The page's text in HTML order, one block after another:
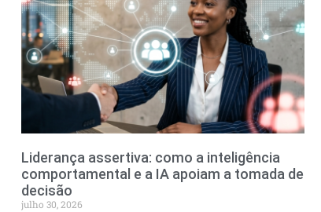
Liderança assertiva: como a inteligência
comportamental e a IA apoiam a tomada de
decisão
julho 30, 2026